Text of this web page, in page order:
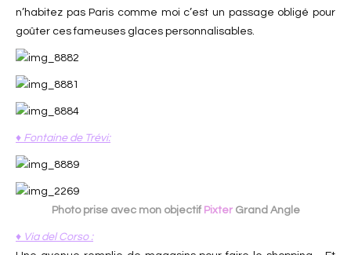
n’habitez pas Paris comme moi c’est un passage obligé pour
goûter ces fameuses glaces personnalisables.
♦ Fontaine de Trévi:
Photo prise avec mon objectif PixterGrand Angle
♦ Via del Corso :